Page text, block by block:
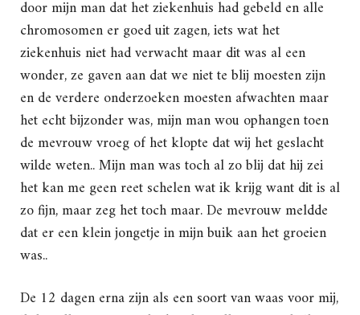
door mijn man dat het ziekenhuis had gebeld en alle
chromosomen er goed uit zagen, iets wat het
ziekenhuis niet had verwacht maar dit was al een
wonder, ze gaven aan dat we niet te blij moesten zijn
en de verdere onderzoeken moesten afwachten maar
het echt bijzonder was, mijn man wou ophangen toen
de mevrouw vroeg of het klopte dat wij het geslacht
wilde weten.. Mijn man was toch al zo blij dat hij zei
het kan me geen reet schelen wat ik krijg want dit is al
zo fijn, maar zeg het toch maar. De mevrouw meldde
dat er een klein jongetje in mijn buik aan het groeien
was..
De 12 dagen erna zijn als een soort van waas voor mij,